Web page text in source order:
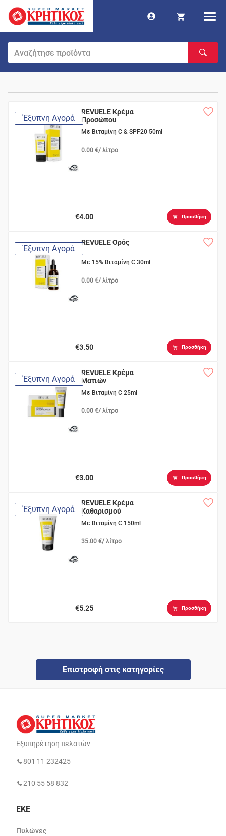
Έξυπνη Αγορά
REVUELE Κρέμα
Προσώπου
Με Βιταμίνη C & SPF20 50ml
0.00 €/ λίτρο
€4.00 Προσθήκη
Έξυπνη Αγορά
REVUELE Ορός
Με 15% Βιταμίνη C 30ml
0.00 €/ λίτρο
€3.50 Προσθήκη
Έξυπνη Αγορά
REVUELE Κρέμα
Ματιών
Με Βιταμίνη C 25ml
0.00 €/ λίτρο
€3.00 Προσθήκη
Έξυπνη Αγορά
REVUELE Κρέμα
Καθαρισμού
Με Βιταμίνη C 150ml
35.00 €/ λίτρο
€5.25 Προσθήκη
Επιστροφή στις κατηγορίες
Εξυπηρέτηση πελατών
801 11 232425
210 55 58 832
ΕΚΕ
Πυλώνες